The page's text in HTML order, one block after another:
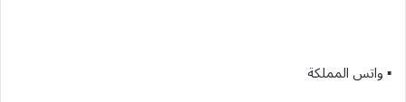
▪︎ واتس المملكة